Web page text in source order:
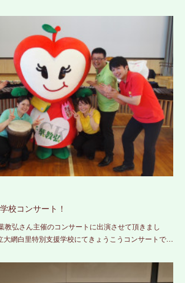
校コンサート！
教弘さん主催のコンサートに出演させて頂きまし
大網白里特別支援学校にてきょうこうコンサートで…